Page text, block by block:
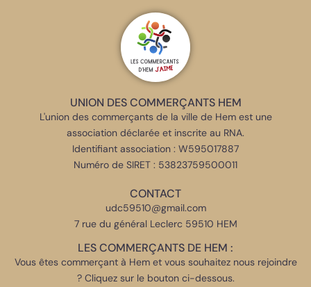
UNION DES COMMERÇANTS HEM
L'union des commerçants de la ville de Hem est une
association déclarée et inscrite au RNA.
Identifiant association : W595017887
Numéro de SIRET : 53823759500011
CONTACT
udc59510@gmail.com
7 rue du général Leclerc 59510 HEM
LES COMMERÇANTS DE HEM :
Vous êtes commerçant à Hem et vous souhaitez nous rejoindre
? Cliquez sur le bouton ci-dessous.